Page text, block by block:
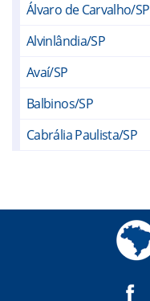
Álvaro de Carvalho/SP
Alvinlândia/SP
Avaí/SP
Balbinos/SP
Cabrália Paulista/SP